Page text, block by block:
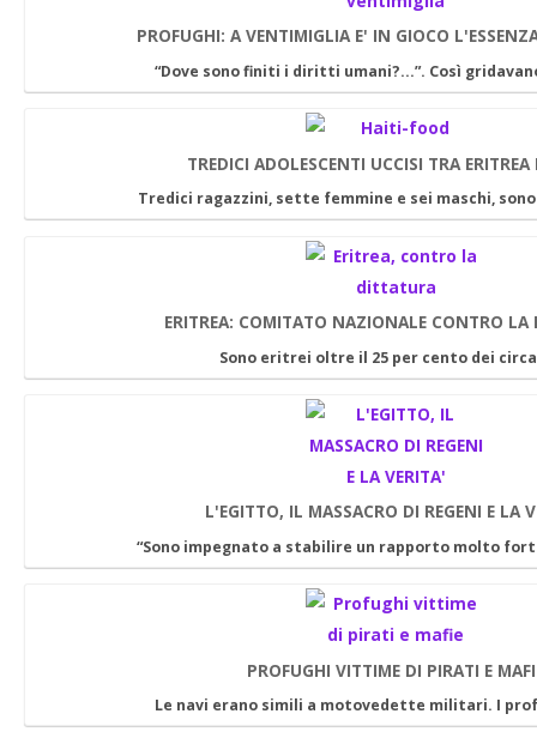
PROFUGHI: A VENTIMIGLIA E' IN GIOCO
“Dove sono finiti i diritti umani?...”. Così
TREDICI ADOLESCENTI UCCISI TRA ERITREA
Tredici ragazzini, sette femmine e sei maschi,
ERITREA: COMITATO NAZIONALE CONTRO LA
Sono eritrei oltre il 25 per cento dei
L'EGITTO, IL MASSACRO DI REGENI E LA
“Sono impegnato a stabilire un rapporto molto
PROFUGHI VITTIME DI PIRATI E
Le navi erano simili a motovedette militari. I